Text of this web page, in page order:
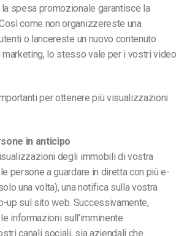
spesa promozionale garantisce la
come non organizzereste una
o lancereste un nuovo contenuto
lo stesso vale per i vostri video
per ottenere più visualizzazioni
in anticipo
degli immobili di vostra
persone a guardare in diretta con più e-
una volta), una notifica sulla vostra
up sul sito web. Successivamente,
informazioni sull’imminente
canali sociali, sia aziendali che